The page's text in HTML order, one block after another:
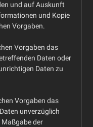
und auf Auskunft
und Kopie
Vorgaben.
Vorgaben das
Daten oder
Daten zu
Vorgaben das
unverzüglich
der